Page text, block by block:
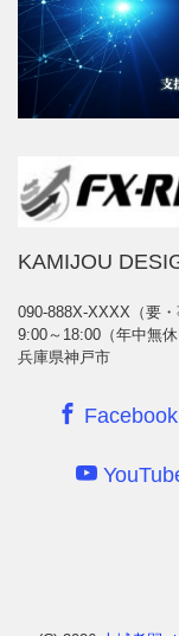
KAMIJOU
090-888X-XXXX（要・
9:00～18:00（年中無休
兵庫県神戸市
Facebook